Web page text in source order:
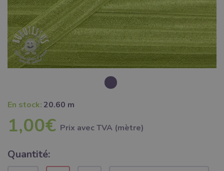
En stock:20.60 m
1,00€ Prix ​​avec TVA (mètre)
Quantité: